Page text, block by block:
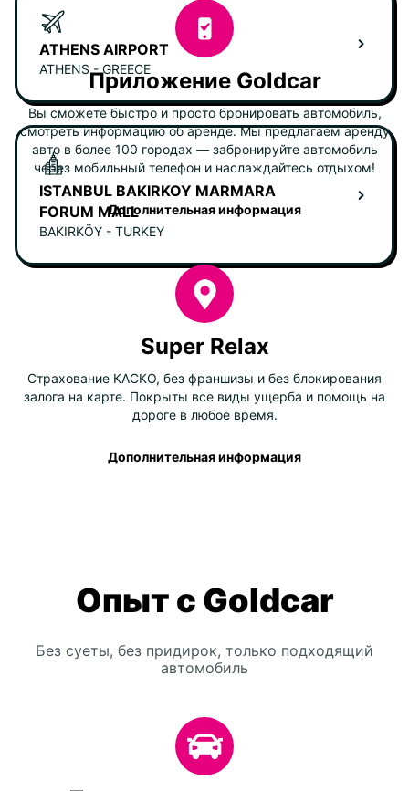
ATHENS AIRPORT
ATHENS - GREECE
ISTANBUL BAKIRKOY MARMARA
FORUM MALL
BAKIRKÖY - TURKEY
Приложение Goldcar
Вы сможете быстро и просто бронировать автомобиль,
смотреть информацию об аренде. Мы предлагаем аренду
авто в более 100 городах — забронируйте автомобиль
через мобильный телефон и наслаждайтесь отдыхом!
Дополнительная информация
Super Relax
Страхование КАСКО, без франшизы и без блокирования
залога на карте. Покрыты все виды ущерба и помощь на
дороге в любое время.
Дополнительная информация
Опыт с Goldcar
Без суеты, без придирок, только подходящий
автомобиль